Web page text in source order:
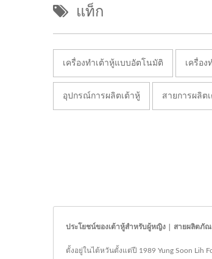
แท็ก
เครื่องทำเต้าหู้แบบอัตโนมัติ เครื่อง
อุปกรณ์การผลิตเต้าหู้ สายการผลิต
ประโยชน์ของเต้าหู้สำหรับผู้หญิง | สายผลิตภัณ
ตั้งอยู่ในไต้หวันตั้งแต่ปี 1989 Yung Soon Lih